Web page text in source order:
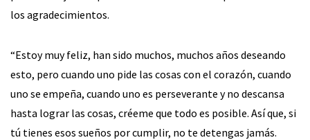
los agradecimientos.
“Estoy muy feliz, han sido muchos, muchos años deseando
esto, pero cuando uno pide las cosas con el corazón, cuando
uno se empeña, cuando uno es perseverante y no descansa
hasta lograr las cosas, créeme que todo es posible. Así que, si
tú tienes esos sueños por cumplir, no te detengas jamás.